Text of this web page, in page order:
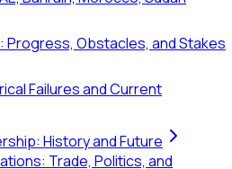
Progress, Obstacles, and Stakes
Failures and Current
History and Future
Trade, Politics, and